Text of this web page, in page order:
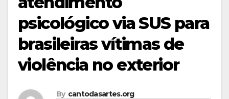
psicológico via SUS para
brasileiras vítimas de
violência no exterior
By cantodasartes.org